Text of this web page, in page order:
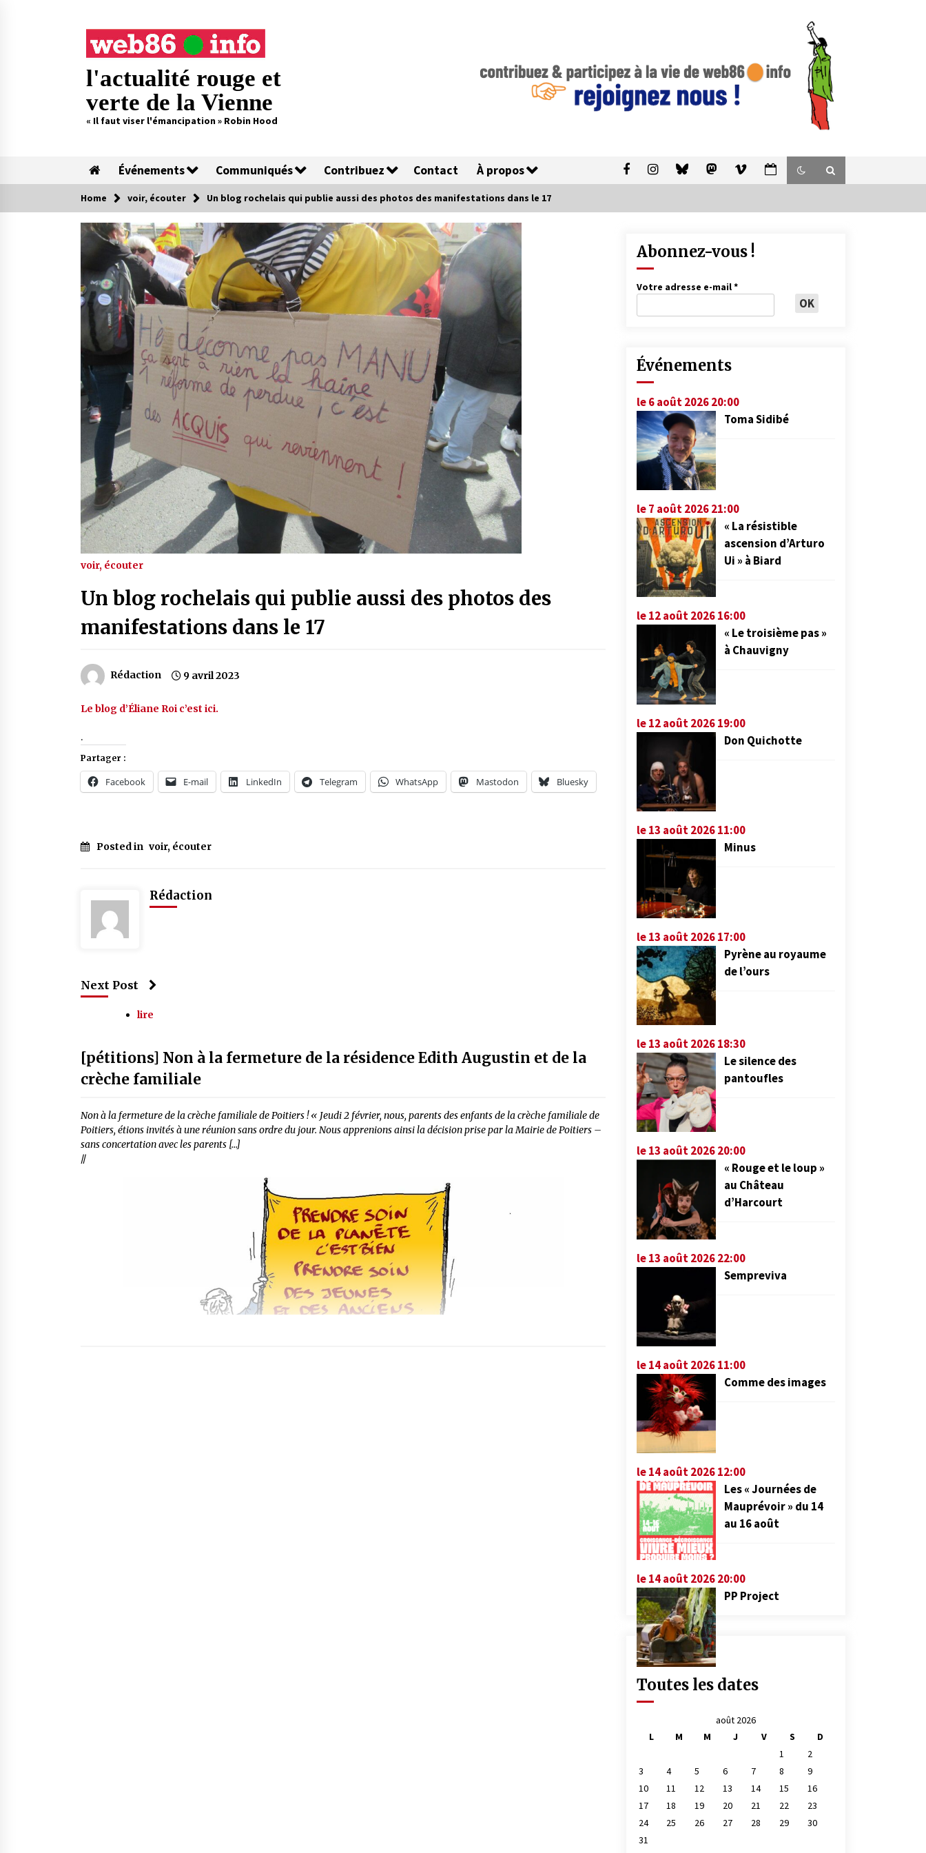
l'actualité rouge et
verte de la Vienne
« Il faut viser l'émancipation » Robin Hood
Événements Communiqués Contribuez Contact À propos
Home voir, écouter Un blog rochelais qui publie aussi des photos des manifestations dans le 17
voir, écouter
Un blog rochelais qui publie aussi des photos des
manifestations dans le 17
Rédaction 9 avril 2023
Le blog d’Éliane Roi c’est ici.
.
Partager :
Facebook E-mail LinkedIn Telegram WhatsApp Mastodon Bluesky
Posted in voir, écouter
Rédaction
Next Post
lire
[pétitions] Non à la fermeture de la résidence Edith Augustin et de la
crèche familiale
Non à la fermeture de la crèche familiale de Poitiers ! « Jeudi 2 février, nous, parents des enfants de la crèche familiale de
Poitiers, étions invités à une réunion sans ordre du jour. Nous apprenions ainsi la décision prise par la Mairie de Poitiers –
sans concertation avec les parents […]
//
Abonnez-vous !
Votre adresse e-mail*
Événements
le 6 août 2026 20:00
Toma Sidibé
le 7 août 2026 21:00
« La résistible
ascension d’Arturo
Ui » à Biard
le 12 août 2026 16:00
« Le troisième pas »
à Chauvigny
le 12 août 2026 19:00
Don Quichotte
le 13 août 2026 11:00
Minus
le 13 août 2026 17:00
Pyrène au royaume
de l’ours
le 13 août 2026 18:30
Le silence des
pantoufles
le 13 août 2026 20:00
« Rouge et le loup »
au Château
d’Harcourt
le 13 août 2026 22:00
Sempreviva
le 14 août 2026 11:00
Comme des images
le 14 août 2026 12:00
Les « Journées de
Mauprévoir » du 14
au 16 août
le 14 août 2026 20:00
PP Project
Toutes les dates
août 2026
L
M M J V S
D
1
2
3
4 5 6 7 8
9
10
11 12 13 14 15
16
17
18 19 20 21 22
23
24
25 26 27 28 29
30
31